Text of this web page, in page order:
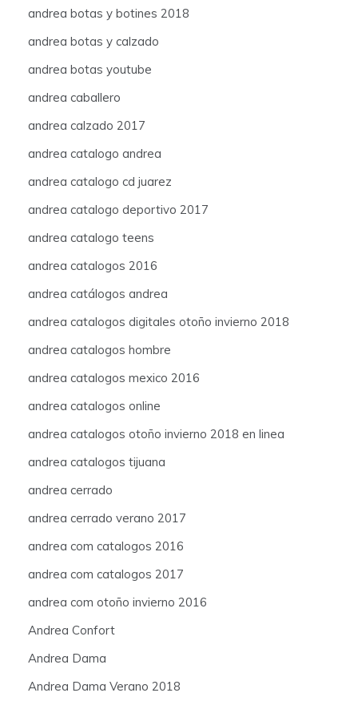
andrea botas y botines 2018
andrea botas y calzado
andrea botas youtube
andrea caballero
andrea calzado 2017
andrea catalogo andrea
andrea catalogo cd juarez
andrea catalogo deportivo 2017
andrea catalogo teens
andrea catalogos 2016
andrea catálogos andrea
andrea catalogos digitales otoño invierno 2018
andrea catalogos hombre
andrea catalogos mexico 2016
andrea catalogos online
andrea catalogos otoño invierno 2018 en linea
andrea catalogos tijuana
andrea cerrado
andrea cerrado verano 2017
andrea com catalogos 2016
andrea com catalogos 2017
andrea com otoño invierno 2016
Andrea Confort
Andrea Dama
Andrea Dama Verano 2018